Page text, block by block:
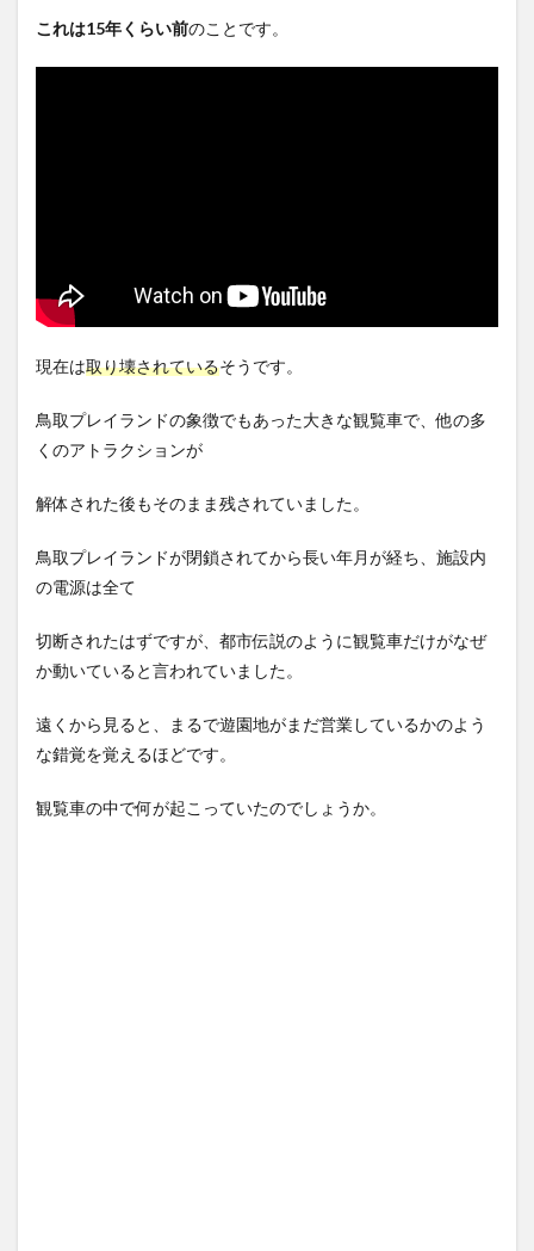
これは15年くらい前のことです。
現在は取り壊されているそうです。
鳥取プレイランドの象徴でもあった大きな観覧車で、他の多
くのアトラクションが
解体された後もそのまま残されていました。
鳥取プレイランドが閉鎖されてから長い年月が経ち、施設内
の電源は全て
切断されたはずですが、都市伝説のように観覧車だけがなぜ
か動いていると言われていました。
遠くから見ると、まるで遊園地がまだ営業しているかのよう
な錯覚を覚えるほどです。
観覧車の中で何が起こっていたのでしょうか。